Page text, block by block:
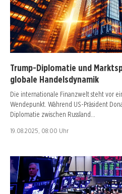
Trump-Diplomatie und
globale Handelsdynamik
Die internationale Finanzwelt steht vor
Wendepunkt. Während US-Präsident
Diplomatie zwischen Russland…
19.08.2025, 08:00 Uhr